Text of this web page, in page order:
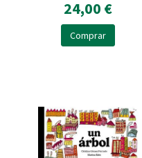
24,00 €
Comprar